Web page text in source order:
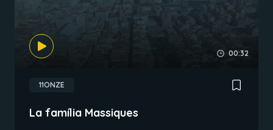
00:32
11ONZE
La família Massiques